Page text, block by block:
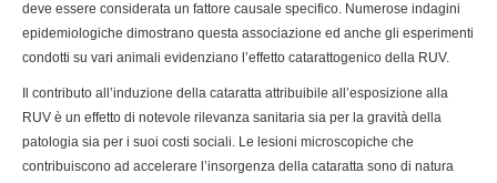
deve essere considerata un fattore causale specifico. Numerose indagini
epidemiologiche dimostrano questa associazione ed anche gli esperimenti
condotti su vari animali evidenziano l’effetto catarattogenico della RUV.
Il contributo all’induzione della cataratta attribuibile all’esposizione alla
RUV è un effetto di notevole rilevanza sanitaria sia per la gravità della
patologia sia per i suoi costi sociali. Le lesioni microscopiche che
contribuiscono ad accelerare l’insorgenza della cataratta sono di natura